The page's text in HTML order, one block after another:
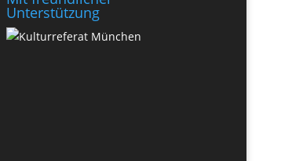
Unterstützung